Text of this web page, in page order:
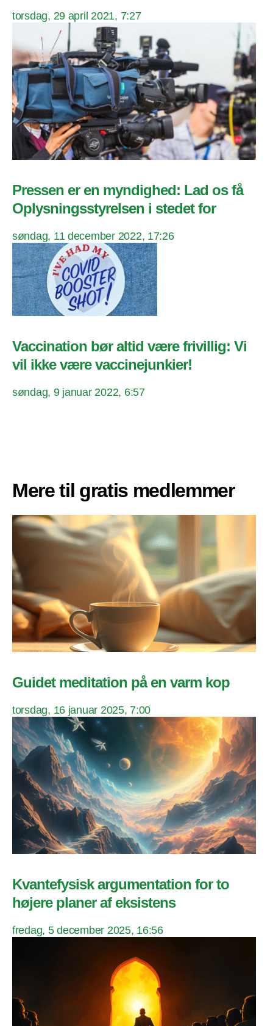
torsdag, 29 april 2021, 7:27
Pressen er en myndighed: Lad os få
Oplysningsstyrelsen i stedet for
søndag, 11 december 2022, 17:26
Vaccination bør altid være frivillig: Vi
vil ikke være vaccinejunkier!
søndag, 9 januar 2022, 6:57
Mere til gratis medlemmer
Guidet meditation på en varm kop
torsdag, 16 januar 2025, 7:00
Kvantefysisk argumentation for to
højere planer af eksistens
fredag, 5 december 2025, 16:56